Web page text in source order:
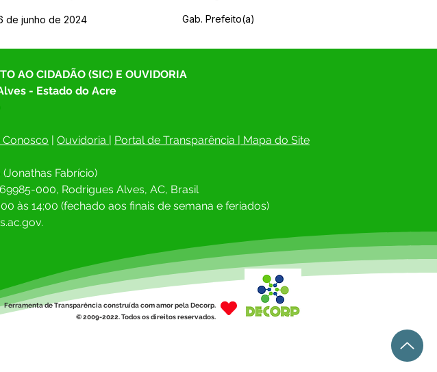
de junho de 2024 Gab. Prefeito(a)
AO CIDADÃO (SIC) E OUVIDORIA
- Estado do Acre
Conosco | Ouvidoria | Portal de Transparência | Mapa do Site
(Jonathas Fabrício)
000, Rodrigues Alves, AC, Brasil
às 14;00 (fechado aos finais de semana e feriados)
Ferramenta de Transparência construída com amor pela Decorp.
© 2009-2022. Todos os direitos reservados.